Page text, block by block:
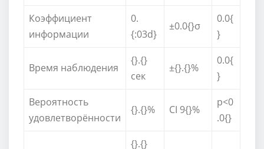
Коэффициент
информации
0.
{:03d}
±0.0{}σ
0.0{
}
Время наблюдения
{}.{}
сек
±{}.{}%
0.0{
}
Вероятность
удовлетворённости
{}.{}% CI 9{}%
p<0
.0{}
{}.{}